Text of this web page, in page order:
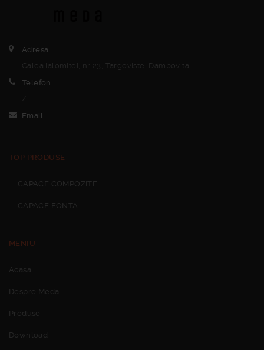
Adresa
Calea Ialomitei, nr 23, Targoviste, Dambovita
Telefon
Email
TOP PRODUSE
CAPACE COMPOZITE
CAPACE FONTA
MENIU
Acasa
Despre Meda
Produse
Download